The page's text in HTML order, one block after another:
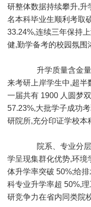
研整体数据持续攀升,升
名本科毕业生顺利考取
33.24%,连续三年保持
健,勤学备考的校园氛围
升学质量含金量突
来考研上岸学生中,超半
一届共有 1900 人圆梦
57.23%,大批学子成功
研院所,充分印证学校本
院系、专业分层优
学呈现集群化优势,环境
体升学率突破 50%;给
科专业升学率超 50%,
研竞争力在省内同类院